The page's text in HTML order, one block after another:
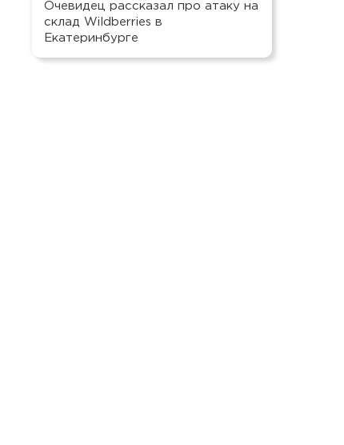
Очевидец рассказал про атаку на
склад Wildberries в
Екатеринбурге